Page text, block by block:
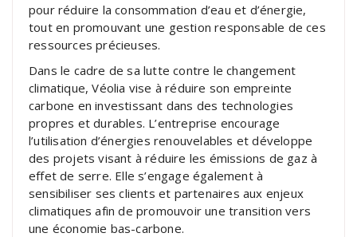
pour réduire la consommation d’eau et d’énergie,
tout en promouvant une gestion responsable de ces
ressources précieuses.
Dans le cadre de sa lutte contre le changement
climatique, Véolia vise à réduire son empreinte
carbone en investissant dans des technologies
propres et durables. L’entreprise encourage
l’utilisation d’énergies renouvelables et développe
des projets visant à réduire les émissions de gaz à
effet de serre. Elle s’engage également à
sensibiliser ses clients et partenaires aux enjeux
climatiques afin de promouvoir une transition vers
une économie bas-carbone.